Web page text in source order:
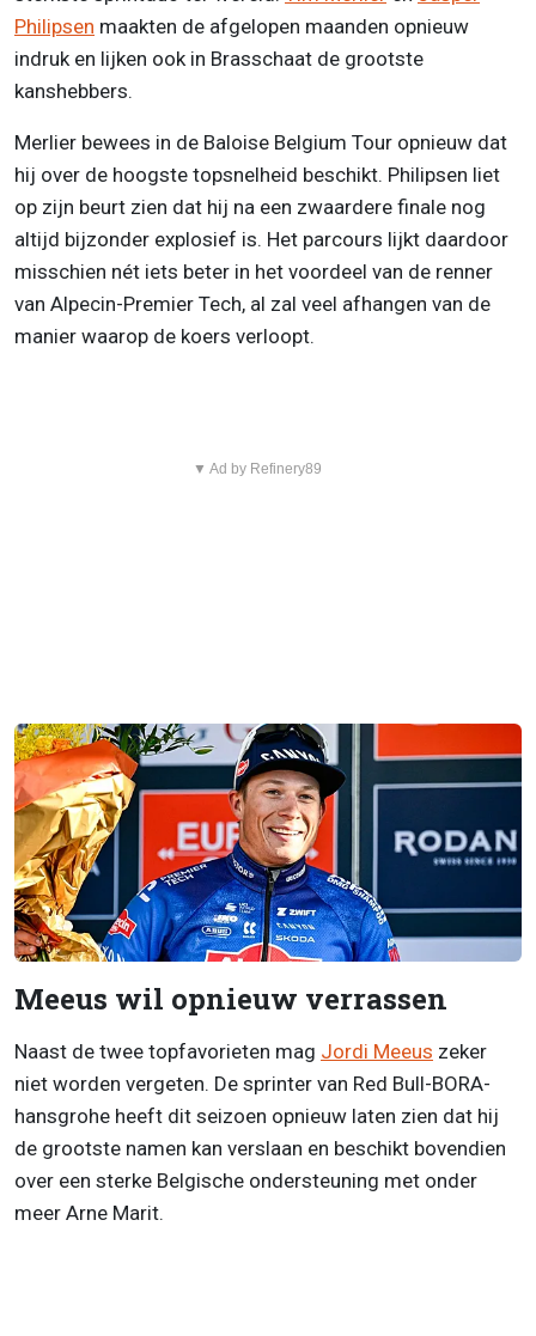
Philipsen maakten de afgelopen maanden opnieuw
indruk en lijken ook in Brasschaat de grootste
kanshebbers.
Merlier bewees in de Baloise Belgium Tour opnieuw dat
hij over de hoogste topsnelheid beschikt. Philipsen liet
op zijn beurt zien dat hij na een zwaardere finale nog
altijd bijzonder explosief is. Het parcours lijkt daardoor
misschien nét iets beter in het voordeel van de renner
van Alpecin-Premier Tech, al zal veel afhangen van de
manier waarop de koers verloopt.
▼ Ad by Refinery89
Meeus wil opnieuw verrassen
Naast de twee topfavorieten mag Jordi Meeus zeker
niet worden vergeten. De sprinter van Red Bull-BORA-
hansgrohe heeft dit seizoen opnieuw laten zien dat hij
de grootste namen kan verslaan en beschikt bovendien
over een sterke Belgische ondersteuning met onder
meer Arne Marit.